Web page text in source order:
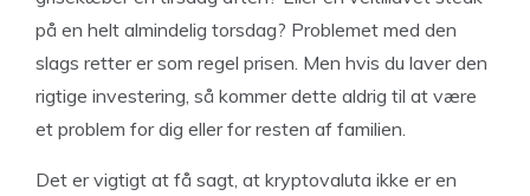
på en helt almindelig torsdag? Problemet med den
slags retter er som regel prisen. Men hvis du laver den
rigtige investering, så kommer dette aldrig til at være
et problem for dig eller for resten af familien.
Det er vigtigt at få sagt, at kryptovaluta ikke er en